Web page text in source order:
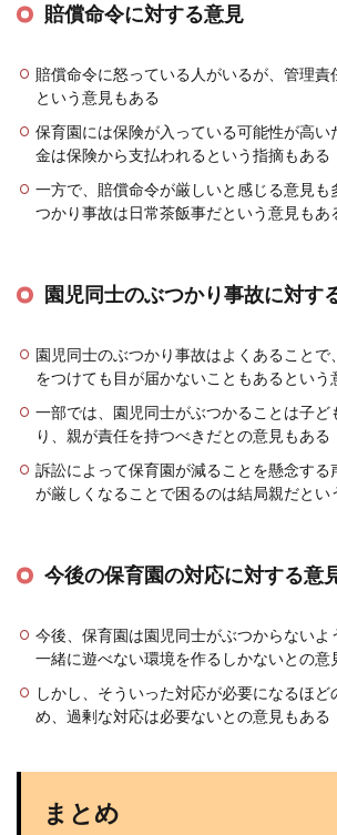
賠償命令に対する意見
賠償命令に怒っている人がいるが、管理責
という意見もある
保育園には保険が入っている可能性が高い
金は保険から支払われるという指摘もある
一方で、賠償命令が厳しいと感じる意見も
つかり事故は日常茶飯事だという意見もあ
園児同士のぶつかり事故に対す
園児同士のぶつかり事故はよくあることで
をつけても目が届かないこともあるという
一部では、園児同士がぶつかることは子ど
り、親が責任を持つべきだとの意見もある
訴訟によって保育園が減ることを懸念する
が厳しくなることで困るのは結局親だとい
今後の保育園の対応に対する意
今後、保育園は園児同士がぶつからないよ
一緒に遊べない環境を作るしかないとの意
しかし、そういった対応が必要になるほど
め、過剰な対応は必要ないとの意見もある
まとめ